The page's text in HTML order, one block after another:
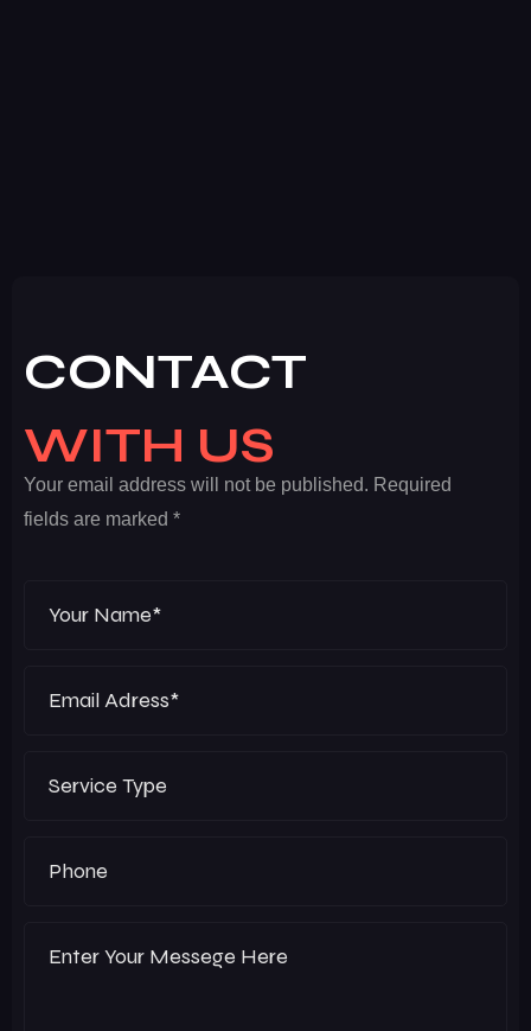
CONTACT
WITH US
Your email address will not be published. Required
fields are marked *